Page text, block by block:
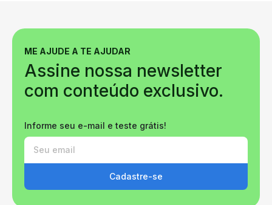
ME AJUDE A TE AJUDAR
Assine nossa newsletter
com conteúdo exclusivo.
Informe seu e-mail e teste grátis!
Cadastre-se